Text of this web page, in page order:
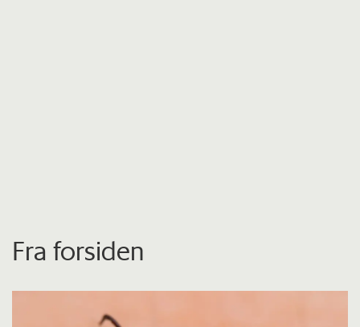
Fra forsiden